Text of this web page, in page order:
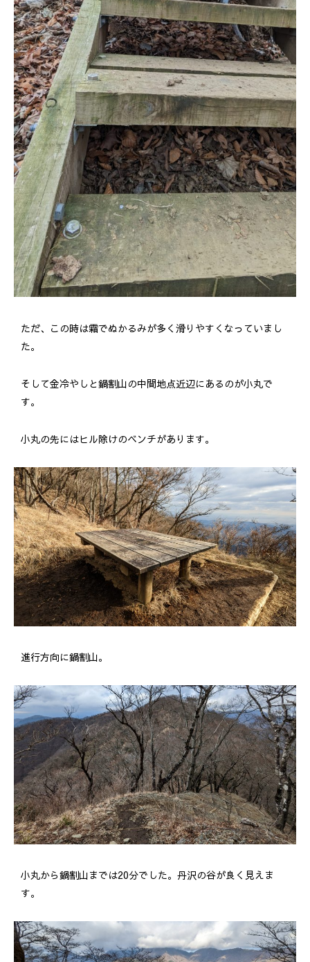
ただ、この時は霜でぬかるみが多く滑りやすくなっていまし
た。
そして金冷やしと鍋割山の中間地点近辺にあるのが小丸で
す。
小丸の先にはヒル除けのベンチがあります。
進行方向に鍋割山。
小丸から鍋割山までは20分でした。丹沢の谷が良く見えま
す。